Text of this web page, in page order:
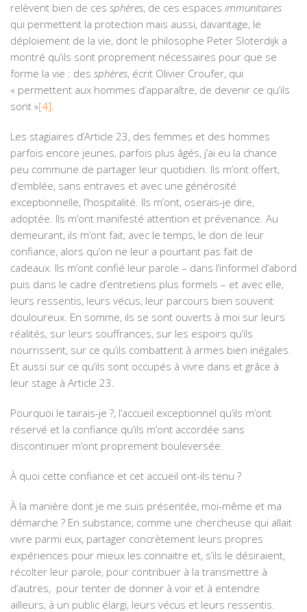
relèvent bien de ces sphères, de ces espaces immunitaires
qui permettent la protection mais aussi, davantage, le
déploiement de la vie, dont le philosophe Peter Sloterdijk a
montré qu’ils sont proprement nécessaires pour que se
forme la vie : des sphères, écrit Olivier Croufer, qui
« permettent aux hommes d’apparaître, de devenir ce qu’ils
sont »[4].
Les stagiaires d’Article 23, des femmes et des hommes
parfois encore jeunes, parfois plus âgés, j’ai eu la chance
peu commune de partager leur quotidien. Ils m’ont offert,
d’emblée, sans entraves et avec une générosité
exceptionnelle, l’hospitalité. Ils m’ont, oserais-je dire,
adoptée. Ils m’ont manifesté attention et prévenance. Au
demeurant, ils m’ont fait, avec le temps, le don de leur
confiance, alors qu’on ne leur a pourtant pas fait de
cadeaux. Ils m’ont confié leur parole – dans l’informel d’abord
puis dans le cadre d’entretiens plus formels – et avec elle,
leurs ressentis, leurs vécus, leur parcours bien souvent
douloureux. En somme, ils se sont ouverts à moi sur leurs
réalités, sur leurs souffrances, sur les espoirs qu’ils
nourrissent, sur ce qu’ils combattent à armes bien inégales.
Et aussi sur ce qu’ils sont occupés à vivre dans et grâce à
leur stage à Article 23.
Pourquoi le tairais-je ?, l’accueil exceptionnel qu’ils m’ont
réservé et la confiance qu’ils m’ont accordée sans
discontinuer m’ont proprement bouleversée.
À quoi cette confiance et cet accueil ont-ils tenu ?
À la manière dont je me suis présentée, moi-même et ma
démarche ? En substance, comme une chercheuse qui allait
vivre parmi eux, partager concrètement leurs propres
expériences pour mieux les connaitre et, s’ils le désiraient,
récolter leur parole, pour contribuer à la transmettre à
d’autres, pour tenter de donner à voir et à entendre
ailleurs, à un public élargi, leurs vécus et leurs ressentis.